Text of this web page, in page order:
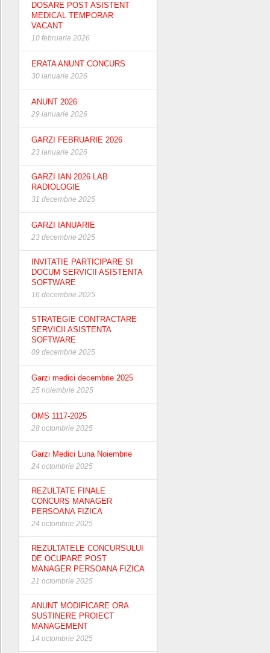
DOSARE POST ASISTENT
MEDICAL TEMPORAR
VACANT
10 februarie 2026
ERATA ANUNT CONCURS
30 ianuarie 2026
ANUNT 2026
29 ianuarie 2026
GARZI FEBRUARIE 2026
23 ianuarie 2026
GARZI IAN 2026 LAB
RADIOLOGIE
31 decembrie 2025
GARZI IANUARIE
23 decembrie 2025
INVITATIE PARTICIPARE SI
DOCUM SERVICII ASISTENTA
SOFTWARE
16 decembrie 2025
STRATEGIE CONTRACTARE
SERVICII ASISTENTA
SOFTWARE
09 decembrie 2025
Garzi medici decembrie 2025
25 noiembrie 2025
OMS 1117-2025
28 octombrie 2025
Garzi Medici Luna Noiembrie
24 octombrie 2025
REZULTATE FINALE
CONCURS MANAGER
PERSOANA FIZICA
24 octombrie 2025
REZULTATELE CONCURSULUI
DE OCUPARE POST
MANAGER PERSOANA FIZICA
21 octombrie 2025
ANUNT MODIFICARE ORA
SUSTINERE PROIECT
MANAGEMENT
14 octombrie 2025